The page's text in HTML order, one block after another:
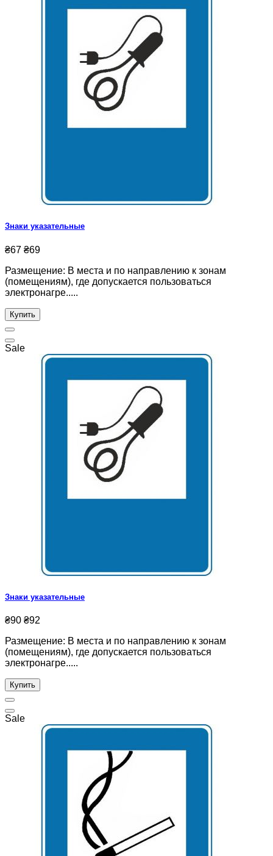
Знаки указательные
₴67 ₴69
Размещение: В места и по направлению к зонам
(помещениям), где допускается пользоваться
электронагре.....
Купить
Sale
Знаки указательные
₴90 ₴92
Размещение: В места и по направлению к зонам
(помещениям), где допускается пользоваться
электронагре.....
Купить
Sale